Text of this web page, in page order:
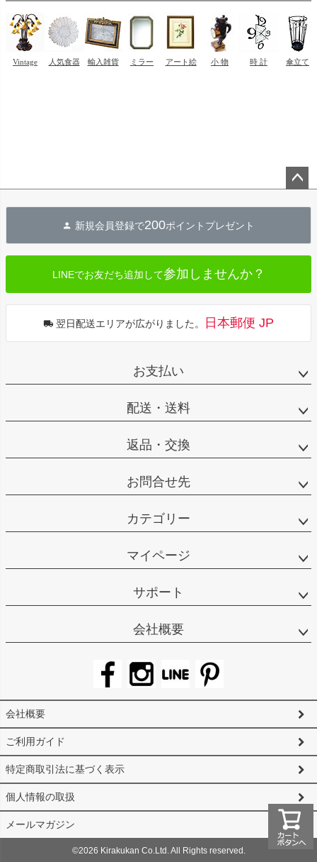
へ
新規会員登録で200ポイントプレゼント
LINEでお友だち追加して参加しませんか？
翌日配送エリアが広がりました。 日本郵便 JP
お支払い
配送・送料
返品・交換
お問合せ先
カテゴリー
マイページ
サポート
会社概要
会社概要
ご利用ガイド
特定商取引法に基づく表示
個人情報の取扱
メールマガジン
©2026 Kirakukan Co.Ltd. All Rights reserved.